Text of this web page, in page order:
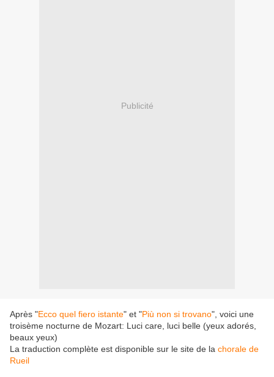
Publicité
Après "Ecco quel fiero istante" et "Più non si trovano", voici une
troisème nocturne de Mozart: Luci care, luci belle (yeux adorés,
beaux yeux)
La traduction complète est disponible sur le site de la chorale de
Rueil